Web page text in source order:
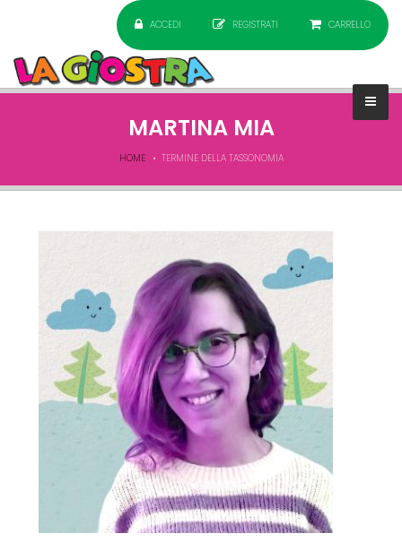
ACCEDI REGISTRATI CARRELLO
MARTINA MIA
HOME TERMINE DELLA TASSONOMIA